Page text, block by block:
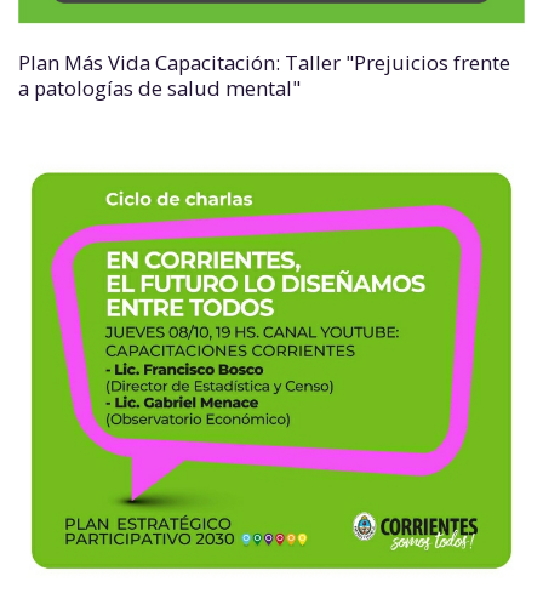
Plan Más Vida Capacitación: Taller "Prejuicios frente
a patologías de salud mental"